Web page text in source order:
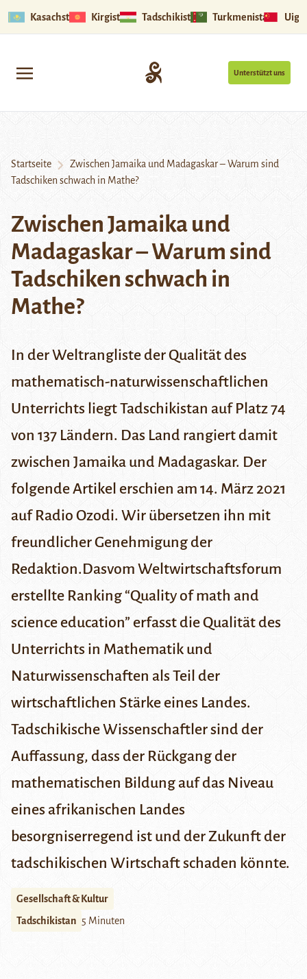
Kasachstan Kirgistan Tadschikistan Turkmenistan
Unterstützt uns
Startseite
Zwischen Jamaika und Madagaskar – Warum sind
Tadschiken schwach in Mathe?
Zwischen Jamaika und
Madagaskar – Warum sind
Tadschiken schwach in
Mathe?
In der Weltrangliste der Qualität des
mathematisch-naturwissenschaftlichen
Unterrichts liegt Tadschikistan auf Platz 74
von 137 Ländern. Das Land rangiert damit
zwischen Jamaika und Madagaskar. Der
folgende Artikel erschien am 14. März 2021
auf Radio Ozodi. Wir übersetzen ihn mit
freundlicher Genehmigung der
Redaktion.Dasvom Weltwirtschaftsforum
erstellte Ranking “Quality of math and
science education” erfasst die Qualität des
Unterrichts in Mathematik und
Naturwissenschaften als Teil der
wirtschaftlichen Stärke eines Landes.
Tadschikische Wissenschaftler sind der
Auffassung, dass der Rückgang der
mathematischen Bildung auf das Niveau
eines afrikanischen Landes
besorgniserregend ist und der Zukunft der
tadschikischen Wirtschaft schaden könnte.
Gesellschaft & Kultur
Tadschikistan 5 Minuten